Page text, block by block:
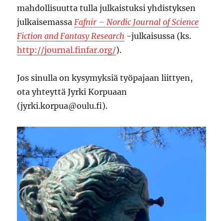
mahdollisuutta tulla julkaistuksi yhdistyksen
julkaisemassa Fafnir – Nordic Journal of Science
Fiction and Fantasy Research -julkaisussa (ks.
http://journal.finfar.org/).
Jos sinulla on kysymyksiä työpajaan liittyen,
ota yhteyttä Jyrki Korpuaan
(jyrki.korpua@oulu.fi).